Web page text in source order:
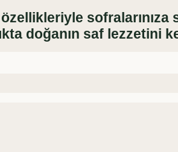
doğanın saf lezzetini